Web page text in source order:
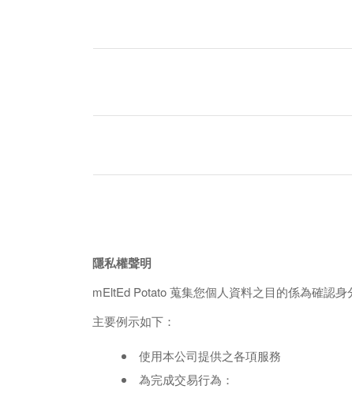
隱私權聲明
mEltEd Potato 蒐集您個人資料之目的係為確認
主要例示如下：
使用本公司提供之各項服務
為完成交易行為：